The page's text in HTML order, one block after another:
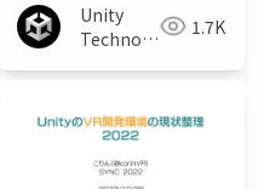
Unity
Technologies 1.7K